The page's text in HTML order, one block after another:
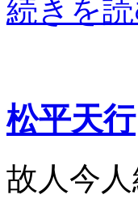
続きを
松平天行
故人今